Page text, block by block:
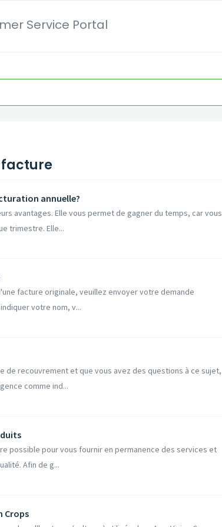
Service Portal
facture
annuelle?
avantages. Elle vous permet de gagner du temps, car vous
trimestre. Elle...
facture originale, veuillez envoyer votre demande
votre nom, v...
de recouvrement et que vous avez des questions à ce sujet,
comme ind...
possible pour vous fournir en permanence des services et
Afin de g...
Crops